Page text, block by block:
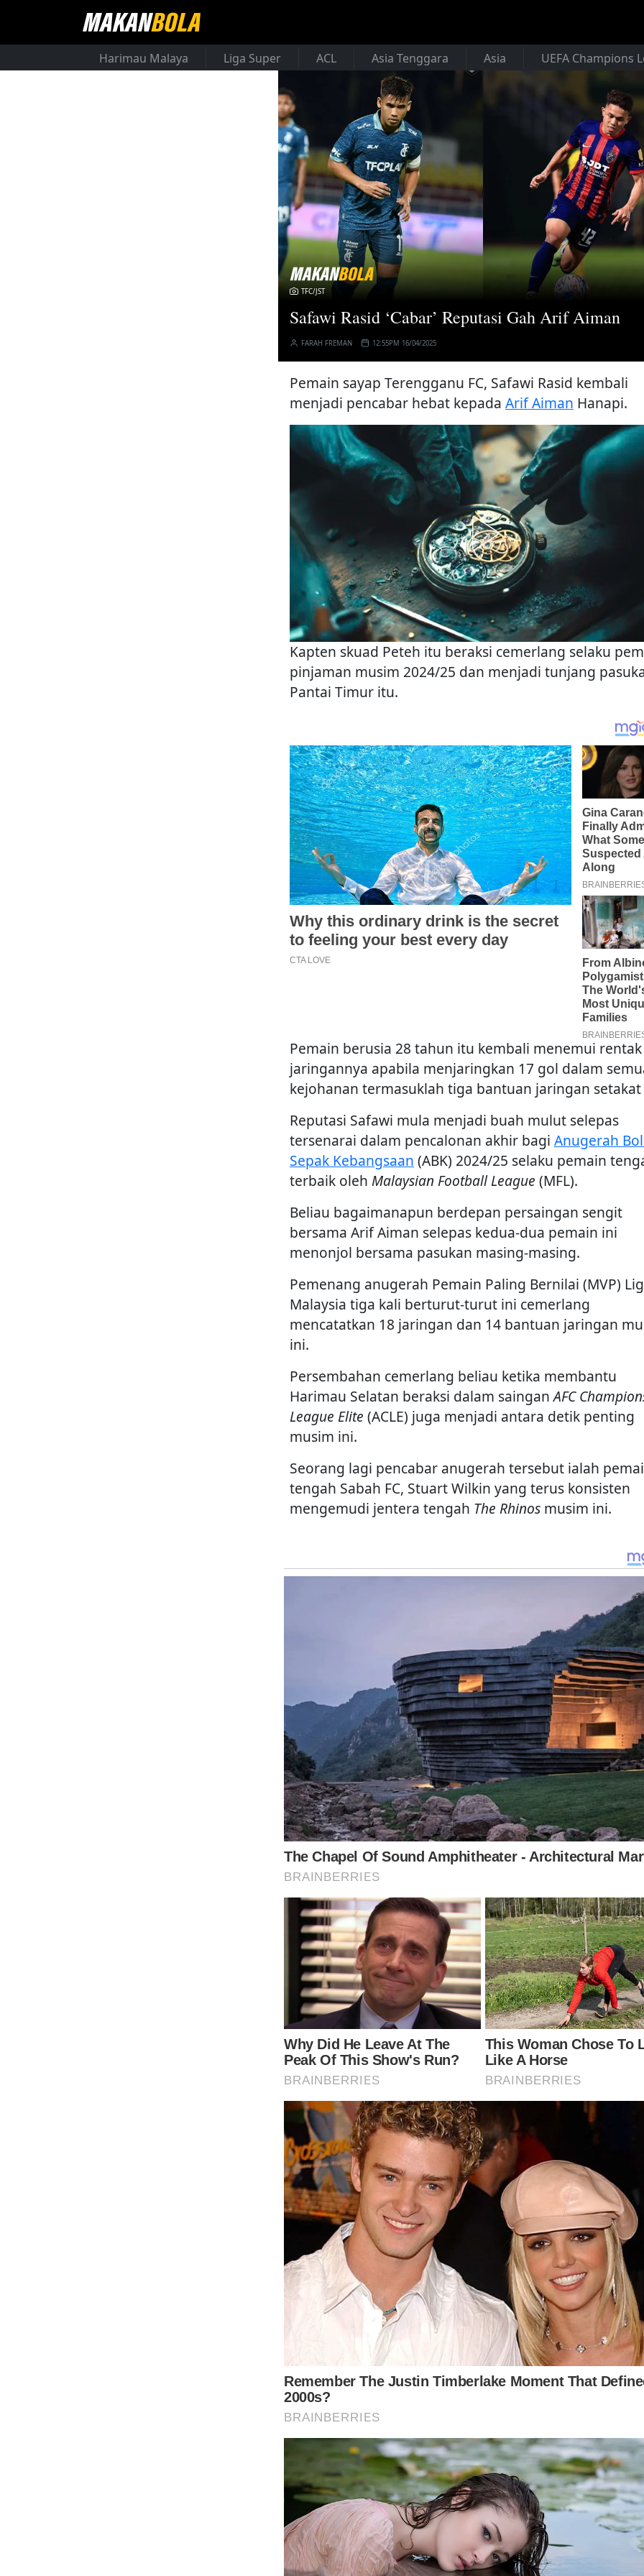
Harimau Malaya Liga Super ACL Asia Tenggara Asia UEFA Champions
TFC/JST
Safawi Rasid ‘Cabar’ Reputasi Gah Arif Aiman
FARAH FREMAN 12:55PM 16/04/2025
Pemain sayap Terengganu FC, Safawi Rasid kembali
menjadi pencabar hebat kepada Arif Aiman Hanapi.
Kapten skuad Peteh itu beraksi cemerlang selaku
pinjaman musim 2024/25 dan menjadi tunjang
Pantai Timur itu.
Pemain berusia 28 tahun itu kembali menemui rentak
jaringannya apabila menjaringkan 17 gol dalam
kejohanan termasuklah tiga bantuan jaringan setakat
Reputasi Safawi mula menjadi buah mulut selepas
tersenarai dalam pencalonan akhir bagi Anugerah
Sepak Kebangsaan (ABK) 2024/25 selaku pemain
terbaik oleh Malaysian Football League (MFL).
Beliau bagaimanapun berdepan persaingan sengit
bersama Arif Aiman selepas kedua-dua pemain ini
menonjol bersama pasukan masing-masing.
Pemenang anugerah Pemain Paling Bernilai (MVP)
Malaysia tiga kali berturut-turut ini cemerlang
mencatatkan 18 jaringan dan 14 bantuan jaringan
ini.
Persembahan cemerlang beliau ketika membantu
Harimau Selatan beraksi dalam sainganAFC
League Elite (ACLE) juga menjadi antara detik penting
musim ini.
Seorang lagi pencabar anugerah tersebut ialah
tengah Sabah FC, Stuart Wilkin yang terus konsisten
mengemudi jentera tengah The Rhinos musim ini.